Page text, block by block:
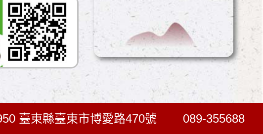
臺東縣臺東市博愛路470號 089-355688